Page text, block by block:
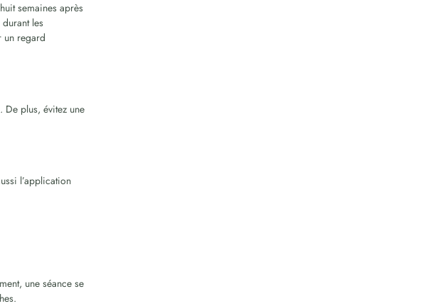
semaines après
les
regard
De plus, évitez une
l’application
une séance se